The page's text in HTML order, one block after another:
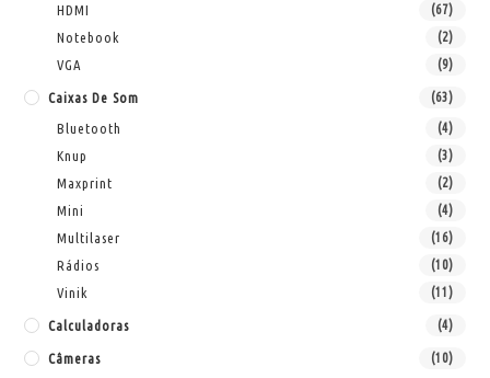
HDMI (67)
Notebook (2)
VGA (9)
Caixas De Som (63)
Bluetooth (4)
Knup (3)
Maxprint (2)
Mini (4)
Multilaser (16)
Rádios (10)
Vinik (11)
Calculadoras (4)
Câmeras (10)